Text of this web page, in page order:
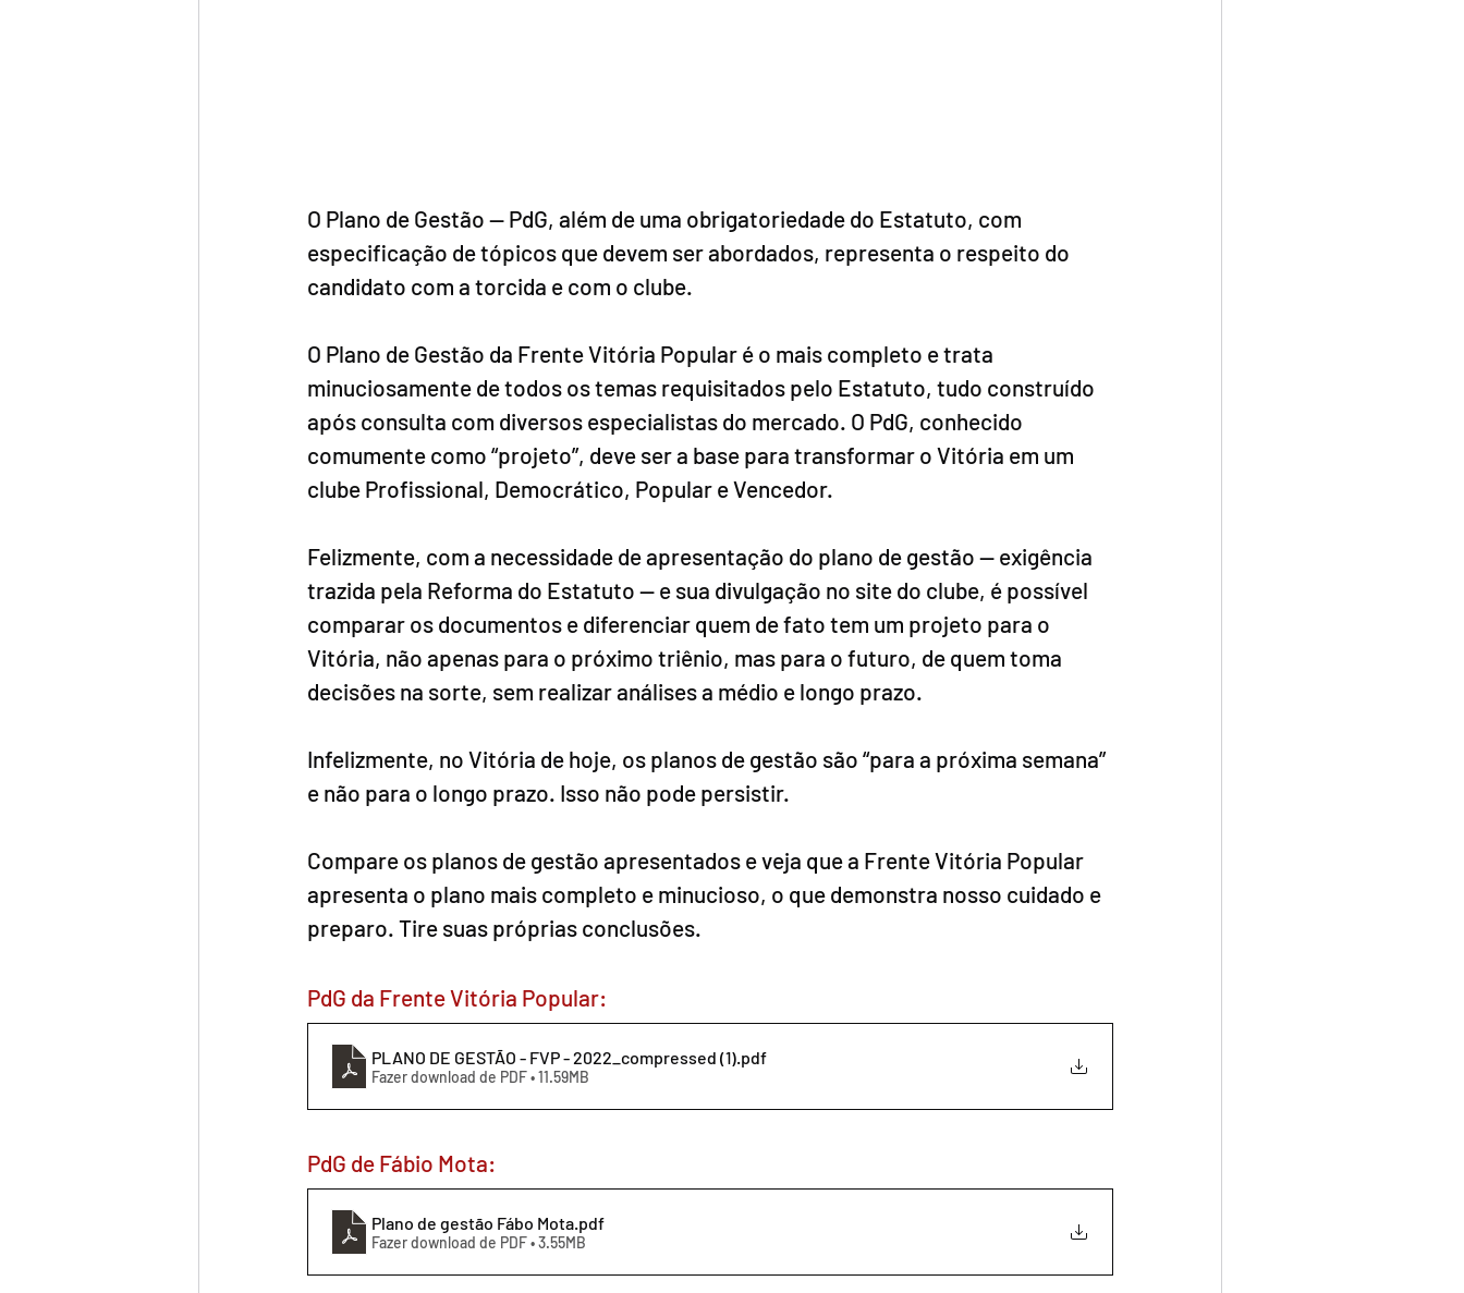
O Plano de Gestão -- PdG, além de uma obrigatoriedade do Estatuto, com
especificação de tópicos que devem ser abordados, representa o respeito do
candidato com a torcida e com o clube.
O Plano de Gestão da Frente Vitória Popular é o mais completo e trata
minuciosamente de todos os temas requisitados pelo Estatuto, tudo construído
após consulta com diversos especialistas do mercado. O PdG, conhecido
comumente como “projeto”, deve ser a base para transformar o Vitória em um
clube Profissional, Democrático, Popular e Vencedor.
Felizmente, com a necessidade de apresentação do plano de gestão -- exigência
trazida pela Reforma do Estatuto -- e sua divulgação no site do clube, é possível
comparar os documentos e diferenciar quem de fato tem um projeto para o
Vitória, não apenas para o próximo triênio, mas para o futuro, de quem toma
decisões na sorte, sem realizar análises a médio e longo prazo.
Infelizmente, no Vitória de hoje, os planos de gestão são “para a próxima semana”
e não para o longo prazo. Isso não pode persistir.
Compare os planos de gestão apresentados e veja que a Frente Vitória Popular
apresenta o plano mais completo e minucioso, o que demonstra nosso cuidado e
preparo. Tire suas próprias conclusões.
PdG da Frente Vitória Popular:
PLANO DE GESTÃO - FVP - 2022_compressed (1) .pdf
Fazer download de PDF • 11.59MB
PdG de Fábio Mota:
Plano de gestão Fábo Mota .pdf
Fazer download de PDF • 3.55MB